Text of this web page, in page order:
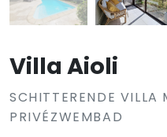
Villa Aioli
SCHITTERENDE VILLA
PRIVÉZWEMBAD